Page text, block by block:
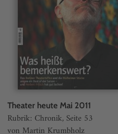
Theater heute Mai 2011
Rubrik: Chronik, Seite 53